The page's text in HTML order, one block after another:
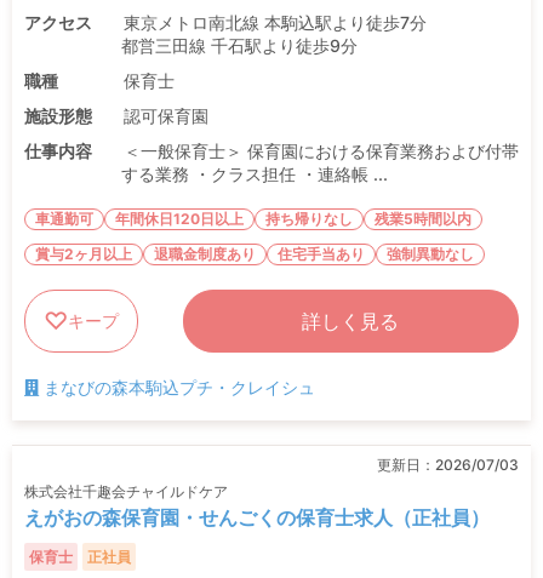
アクセス
東京メトロ南北線 本駒込駅より徒歩7分
都営三田線 千石駅より徒歩9分
職種
保育士
施設形態
認可保育園
仕事内容
＜一般保育士＞ 保育園における保育業務および付帯
する業務 ・クラス担任 ・連絡帳 ...
車通勤可 年間休日120日以上 持ち帰りなし
残業5時間以内
賞与2ヶ月以上
退職金制度あり 住宅手当あり 強制異動なし
キープ 詳しく見る
まなびの森本駒込プチ・クレイシュ
更新日： 2026/07/03
株式会社千趣会チャイルドケア
えがおの森保育園・せんごくの保育士求人（正社員）
保育士 正社員